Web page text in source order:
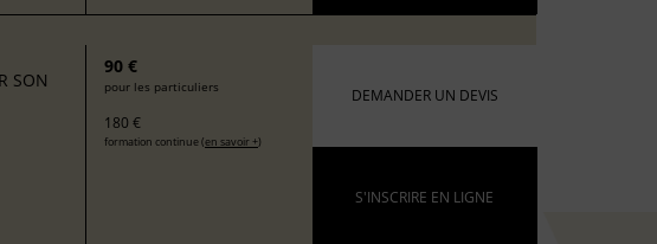
SON
90 €
pour les particuliers
180 €
formation continue (en savoir +)
DEMANDER UN DEVIS
S'INSCRIRE EN LIGNE